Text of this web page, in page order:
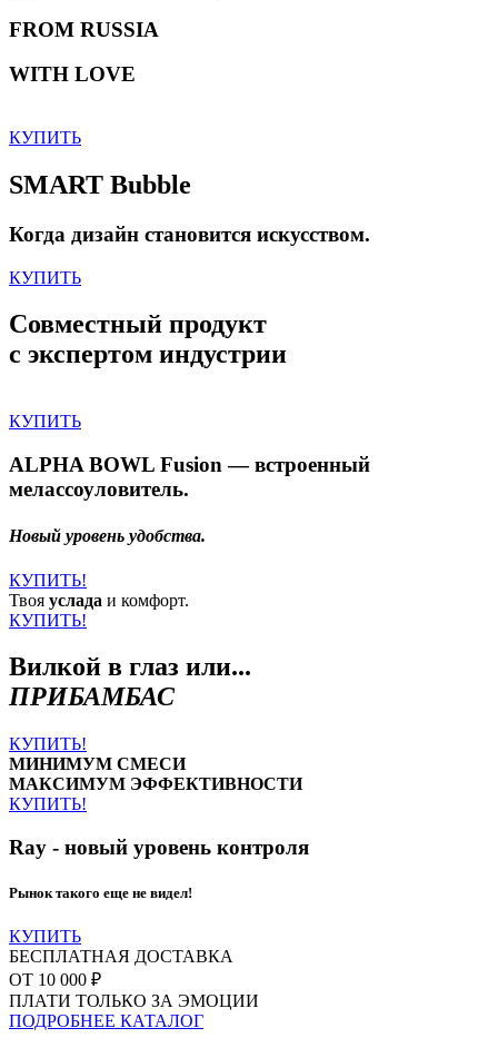
FROM RUSSIA
WITH LOVE
КУПИТЬ
SMART Bubble
Когда дизайн становится искусством.
КУПИТЬ
Совместный продукт
с экспертом индустрии
КУПИТЬ
ALPHA BOWL Fusion — встроенный
мелассоуловитель.
Новый уровень удобства.
КУПИТЬ!
Твоя услада и комфорт.
КУПИТЬ!
Вилкой в глаз или...
ПРИБАМБАС
КУПИТЬ!
МИНИМУМ СМЕСИ
МАКСИМУМ ЭФФЕКТИВНОСТИ
КУПИТЬ!
Ray - новый уровень контроля
Рынок такого еще не видел!
КУПИТЬ
БЕСПЛАТНАЯ ДОСТАВКА
ОТ 10 000 ₽
ПЛАТИ ТОЛЬКО ЗА ЭМОЦИИ
ПОДРОБНЕЕ КАТАЛОГ